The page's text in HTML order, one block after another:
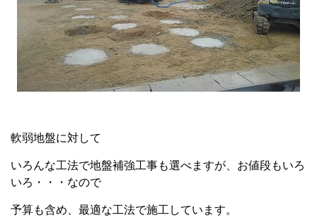
軟弱地盤に対して
いろんな工法で地盤補強工事も選べますが、お値段もいろ
いろ・・・なので
予算も含め、最適な工法で施工しています。